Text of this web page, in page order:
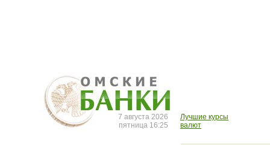
7 августа 2026
пятница 16:25
Лучшие курсы
валют